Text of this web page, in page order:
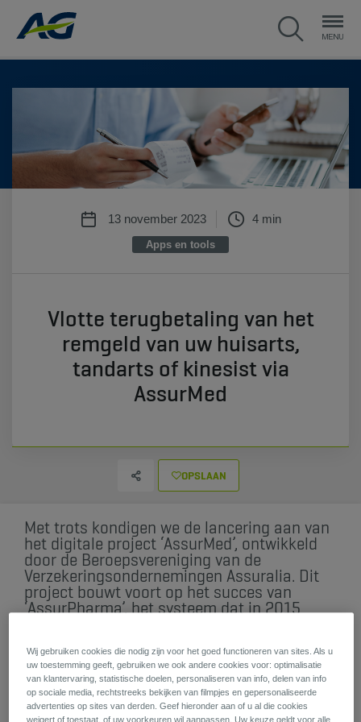
13 november 2023 4 min
Apps en tools
Vlotte terugbetaling van het
remgeld van uw huisarts,
tandarts of kinesist via
AssurMed
OPSLAAN
Met trots kondigen we de lancering aan van
het digitale project ‘AssurMed’, ontwikkeld
door de Beroepsvereniging van de
Verzekeringsondernemingen Assu​ralia​. Dit
project bouwt voort op het succes van
‘AssurPharma’, het systeem dat in​​ 2015
werknemers onmiddellijk naar AG door te
sturen.
Wij gebruiken cookies die nodig zijn voor het goed functioneren van sites. Als u
uw toestemming geeft, gebruiken we ook andere cookies voor: optimalisatie
van klantervaring, statistische doelen, personaliseren van info, delen van info
op sociale media, rechtstreeks bekijken van filmpjes en gepersonaliseerde
advertenties op sites van derden. Geef hieronder aan of u al die cookies
weigert of toestaat, of uw voorkeuren wil aanpassen. Uw keuze geldt voor alle